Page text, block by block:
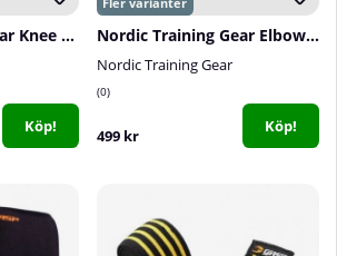
Nordic Training Gear Knee Sleeves, 7 mm
Köp!
Nordic Training Gear Elbow Sleeves, 5-7 mm
Nordic Training Gear
0
499 kr Köp!